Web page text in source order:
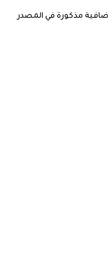
مذكورة في المصدر